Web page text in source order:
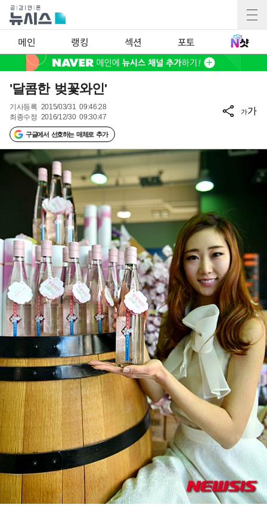
메인 랭킹 섹션 포토
'달콤한 벚꽃와인'
기사등록 2015/03/31 09:46:28
최종수정 2016/12/30 09:30:47
구글에서 선호하는 매체로 추가
가가